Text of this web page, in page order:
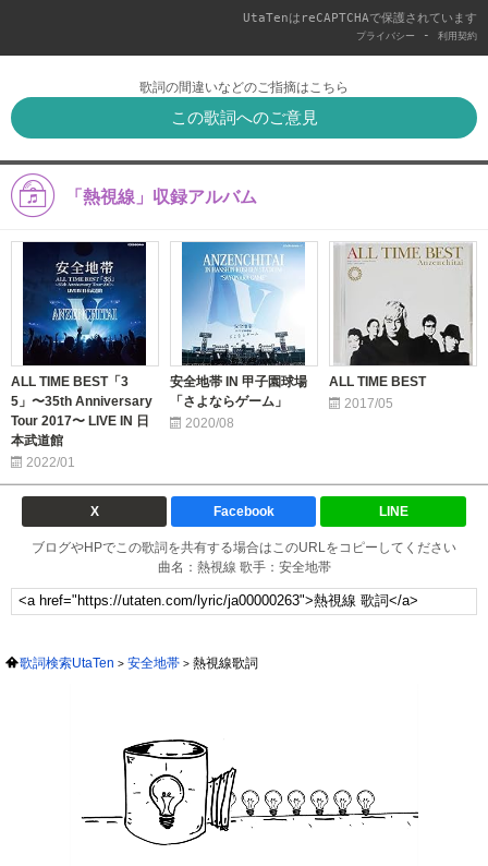
UtaTenはreCAPTCHAで保護されています
プライバシー - 利用契約
歌詞の間違いなどのご指摘はこちら
この歌詞へのご意見
「熱視線」収録アルバム
ALL TIME BEST「3
5」〜35th Anniversary
Tour 2017〜 LIVE IN 日
本武道館
2022/01
安全地帯 IN 甲子園球場
「さよならゲーム」
2020/08
ALL TIME BEST
2017/05
X Facebook LINE
ブログやHPでこの歌詞を共有する場合はこのURLをコピーしてください
曲名：熱視線 歌手：安全地帯
歌詞検索UtaTen 安全地帯 熱視線歌詞